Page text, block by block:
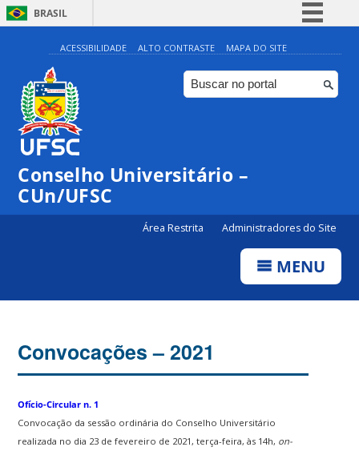
BRASIL
Simplifique!
Comunica BR
Participe
Canais
ACESSIBILIDADE ALTO CONTRASTE MAPA DO SITE
Conselho Universitário –
CUn/UFSC
Área Restrita Administradores do Site
MENU
Convocações – 2021
Ofício-Circular n. 1
Convocação da sessão ordinária do Conselho Universitário
realizada no dia 23 de fevereiro de 2021, terça-feira, às 14h, on-